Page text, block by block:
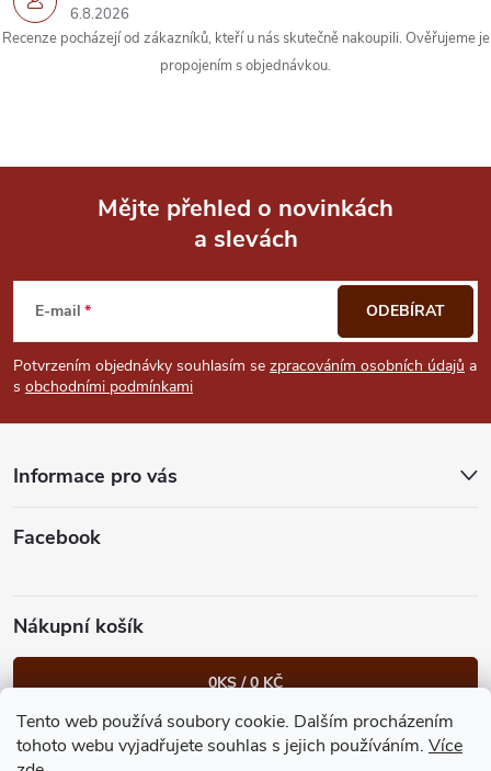
Tento web používá soubory cookie. Dalším procházením
tohoto webu vyjadřujete souhlas s jejich používáním. Více
6.8.2026
Recenze pocházejí od zákazníků, kteří u nás skutečně nakoupili. Ověřujeme je
propojením s objednávkou.
p
a
Mějte přehled o novinkách
a slevách
E-mail
Potvrzením objednávky souhlasím se zpracováním osobních údajů a
s obchodními podmínkami
ODEBÍRAT
Informace pro vás
Facebook
Nákupní košík
0KS /0 KČ
Heureka.cz Facebook Instagram Bonvolo - přidej se taky